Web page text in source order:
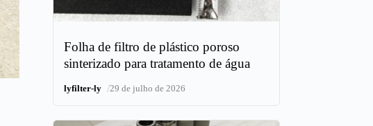
Folha de filtro de plástico poroso
sinterizado para tratamento de água
lyfilter-ly /29 de julho de 2026